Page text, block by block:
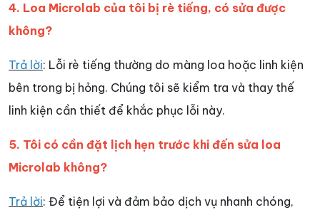
4. Loa Microlab của tôi bị rè tiếng, có sửa được
không?
Trả lời: Lỗi rè tiếng thường do màng loa hoặc linh kiện
bên trong bị hỏng. Chúng tôi sẽ kiểm tra và thay thế
linh kiện cần thiết để khắc phục lỗi này.
5. Tôi có cần đặt lịch hẹn trước khi đến sửa loa
Microlab không?
Trả lời: Để tiện lợi và đảm bảo dịch vụ nhanh chóng,